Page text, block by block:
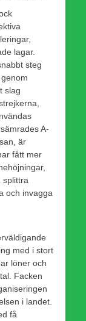
lagar.
steg
slag
A-
är
fått mer
splittra
och invagga
med i stort
löner och
Facken
i landet.
få